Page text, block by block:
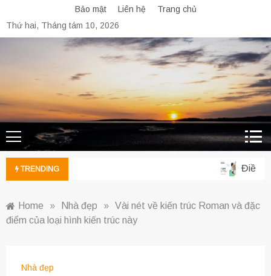
to
content
Bảo mật Liên hệ
Trang chủ
Thứ hai, Tháng tám 10, 2026
TRENDING Điều
Home » Nhà đẹp » Vài nét về kiến trúc Roman và đặc
điểm của loại hình kiến trúc này
Nhà đẹp